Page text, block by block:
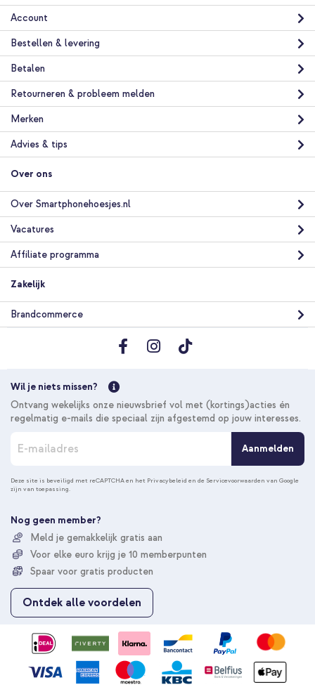
Account
Bestellen & levering
Betalen
Retourneren & probleem melden
Merken
Advies & tips
Over ons
Over Smartphonehoesjes.nl
Vacatures
Affiliate programma
Zakelijk
Brandcommerce
Wil je niets missen?
Ontvang wekelijks onze nieuwsbrief vol met (kortings)acties én
regelmatig e-mails die speciaal zijn afgestemd op jouw interesses.
n
n
e
u
o
p
z
Aanmelden
Deze site is beveiligd met reCAPTCHA en het Privacybeleid en de Servicevoorwaarden van Google
zijn van toepassing.
Nog geen member?
Meld je gemakkelijk gratis aan
Voor elke euro krijg je 10 memberpunten
Spaar voor gratis producten
Ontdek alle voordelen